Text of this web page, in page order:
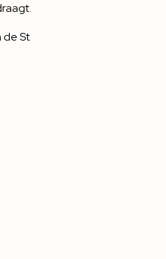
de St